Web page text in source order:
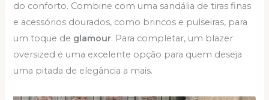
do conforto. Combine com uma sandália de tiras finas
e acessórios dourados, como brincos e pulseiras, para
um toque de glamour. Para completar, um blazer
oversized é uma excelente opção para quem deseja
uma pitada de elegância a mais.